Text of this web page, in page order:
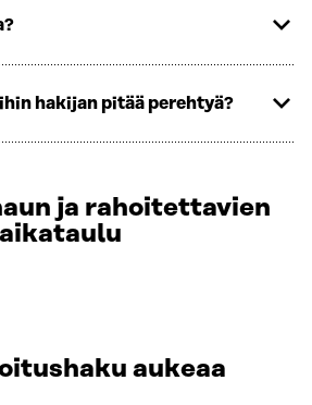
hakijan pitää perehtyä?
ja rahoitettavien
aukeaa